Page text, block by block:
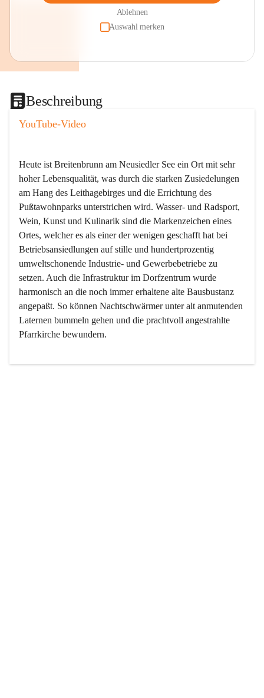
Ablehnen
Auswahl merken
Beschreibung
YouTube-Video
Heute ist Breitenbrunn am Neusiedler See ein Ort mit sehr
hoher Lebensqualität, was durch die starken Zusiedelungen
am Hang des Leithagebirges und die Errichtung des
Pußtawohnparks unterstrichen wird. Wasser- und Radsport,
Wein, Kunst und Kulinarik sind die Markenzeichen eines
Ortes, welcher es als einer der wenigen geschafft hat bei
Betriebsansiedlungen auf stille und hundertprozentig
umweltschonende Industrie- und Gewerbebetriebe zu
setzen. Auch die Infrastruktur im Dorfzentrum wurde
harmonisch an die noch immer erhaltene alte Bausbustanz
angepaßt. So können Nachtschwärmer unter alt anmutenden
Laternen bummeln gehen und die prachtvoll angestrahlte
Pfarrkirche bewundern.
Der Weinbau dominert heute nicht mehr, ist aber integrativer